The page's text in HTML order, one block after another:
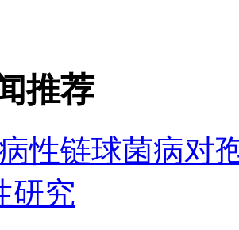
推荐
性链球菌病对
研究